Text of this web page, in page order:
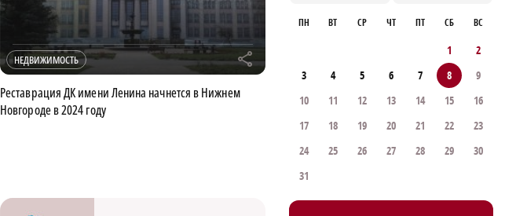
НЕДВИЖИМОСТЬ r
Реставрация ДК имени Ленина начнется в Нижнем
Новгороде в 2024 году
ПН ВТ СР ЧТ ПТ СБ ВС
1
2
3
4 5 6 7 8
9
10
11 12 13 14 15
16
17
18 19 20 21 22
23
24
25 26 27 28 29
30
31